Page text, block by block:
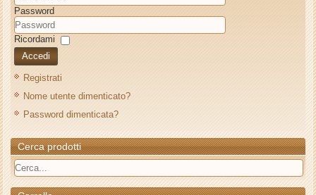
Password
Ricordami
Accedi
Registrati
Nome utente dimenticato?
Password dimenticata?
Cerca prodotti